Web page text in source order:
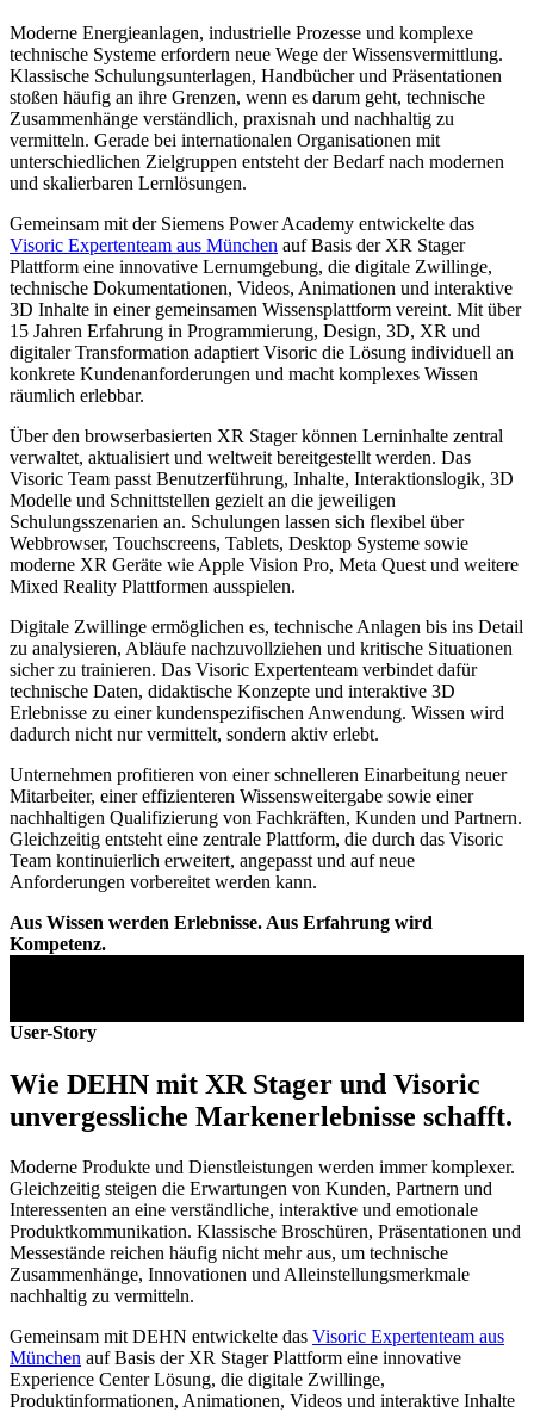
Moderne Energieanlagen, industrielle Prozesse und komplexe
technische Systeme erfordern neue Wege der Wissensvermittlung.
Klassische Schulungsunterlagen, Handbücher und Präsentationen
stoßen häufig an ihre Grenzen, wenn es darum geht, technische
Zusammenhänge verständlich, praxisnah und nachhaltig zu
vermitteln. Gerade bei internationalen Organisationen mit
unterschiedlichen Zielgruppen entsteht der Bedarf nach modernen
und skalierbaren Lernlösungen.
Gemeinsam mit der Siemens Power Academy entwickelte das
Visoric Expertenteam aus München auf Basis der XR Stager
Plattform eine innovative Lernumgebung, die digitale Zwillinge,
technische Dokumentationen, Videos, Animationen und interaktive
3D Inhalte in einer gemeinsamen Wissensplattform vereint. Mit über
15 Jahren Erfahrung in Programmierung, Design, 3D, XR und
digitaler Transformation adaptiert Visoric die Lösung individuell an
konkrete Kundenanforderungen und macht komplexes Wissen
räumlich erlebbar.
Über den browserbasierten XR Stager können Lerninhalte zentral
verwaltet, aktualisiert und weltweit bereitgestellt werden. Das
Visoric Team passt Benutzerführung, Inhalte, Interaktionslogik, 3D
Modelle und Schnittstellen gezielt an die jeweiligen
Schulungsszenarien an. Schulungen lassen sich flexibel über
Webbrowser, Touchscreens, Tablets, Desktop Systeme sowie
moderne XR Geräte wie Apple Vision Pro, Meta Quest und weitere
Mixed Reality Plattformen ausspielen.
Digitale Zwillinge ermöglichen es, technische Anlagen bis ins Detail
zu analysieren, Abläufe nachzuvollziehen und kritische Situationen
sicher zu trainieren. Das Visoric Expertenteam verbindet dafür
technische Daten, didaktische Konzepte und interaktive 3D
Erlebnisse zu einer kundenspezifischen Anwendung. Wissen wird
dadurch nicht nur vermittelt, sondern aktiv erlebt.
Unternehmen profitieren von einer schnelleren Einarbeitung neuer
Mitarbeiter, einer effizienteren Wissensweitergabe sowie einer
nachhaltigen Qualifizierung von Fachkräften, Kunden und Partnern.
Gleichzeitig entsteht eine zentrale Plattform, die durch das Visoric
Team kontinuierlich erweitert, angepasst und auf neue
Anforderungen vorbereitet werden kann.
Aus Wissen werden Erlebnisse. Aus Erfahrung wird
Kompetenz.
User-Story
Wie DEHN mit XR Stager und Visoric
unvergessliche Markenerlebnisse schafft.
Moderne Produkte und Dienstleistungen werden immer komplexer.
Gleichzeitig steigen die Erwartungen von Kunden, Partnern und
Interessenten an eine verständliche, interaktive und emotionale
Produktkommunikation. Klassische Broschüren, Präsentationen und
Messestände reichen häufig nicht mehr aus, um technische
Zusammenhänge, Innovationen und Alleinstellungsmerkmale
nachhaltig zu vermitteln.
Gemeinsam mit DEHN entwickelte das Visoric Expertenteam aus
München auf Basis der XR Stager Plattform eine innovative
Experience Center Lösung, die digitale Zwillinge,
Produktinformationen, Animationen, Videos und interaktive Inhalte